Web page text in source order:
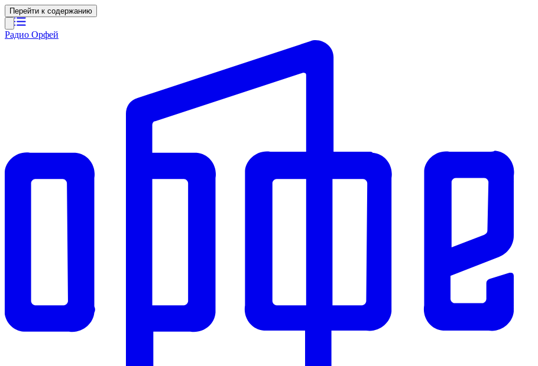
Перейти к содержанию
Радио Орфей